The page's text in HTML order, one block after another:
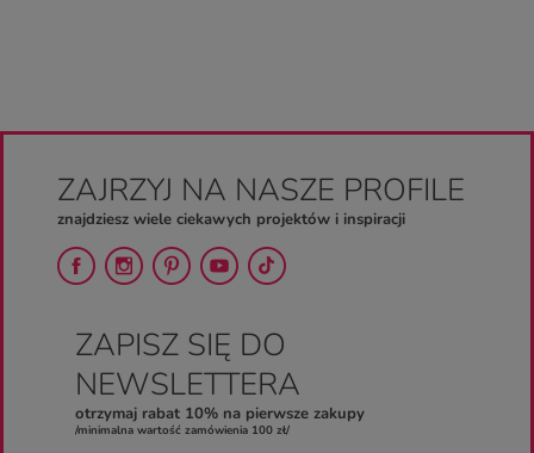
ZAJRZYJ NA NASZE PROFILE
znajdziesz wiele ciekawych projektów i inspiracji
ZAPISZ SIĘ DO
NEWSLETTERA
otrzymaj rabat 10% na pierwsze zakupy
/minimalna wartość zamówienia 100 zł/